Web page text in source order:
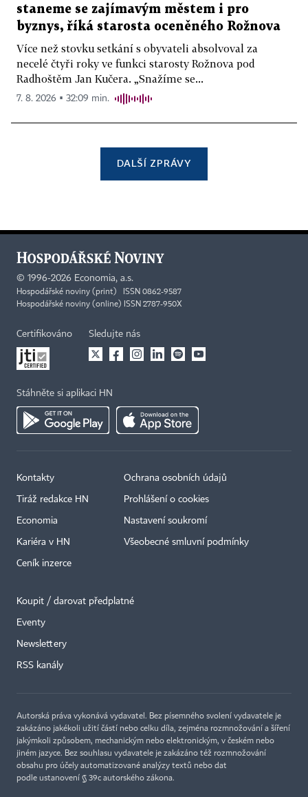
staneme se zajímavým městem i pro
byznys, říká starosta oceněného Rožnova
Více než stovku setkání s obyvateli absolvoval za
necelé čtyři roky ve funkci starosty Rožnova pod
Radhoštěm Jan Kučera. „Snažíme se...
7. 8. 2026 ▪ 32:09 min.
DALŠÍ ZPRÁVY
© 1996-2026 Economia, a.s.
Hospodářské noviny (print) ISSN 0862-9587
Hospodářské noviny (online) ISSN 2787-950X
Certifikováno Sledujte nás
Stáhněte si aplikaci HN
Kontakty
Tiráž redakce HN
Economia
Kariéra v HN
Ceník inzerce
Ochrana osobních údajů
Prohlášení o cookies
Nastavení soukromí
Všeobecné smluvní podmínky
Koupit / darovat předplatné
Eventy
Newslettery
RSS kanály
Autorská práva vykonává vydavatel. Bez písemného svolení vydavatele je
zakázáno jakékoli užití částí nebo celku díla, zejména rozmnožování a šíření
jakýmkoli způsobem, mechanickým nebo elektronickým, v českém nebo
jiném jazyce. Bez souhlasu vydavatele je zakázáno též rozmnožování
obsahu pro účely automatizované analýzy textů nebo dat
podle ustanovení § 39c autorského zákona.